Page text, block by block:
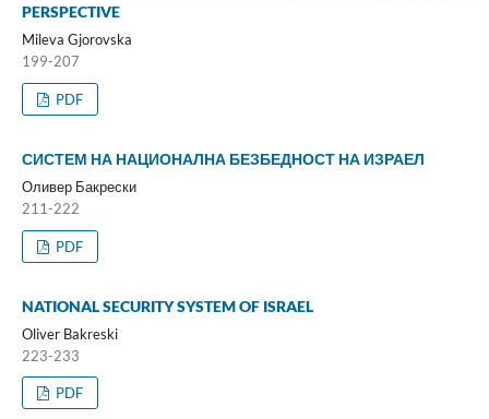
PERSPECTIVE
Mileva Gjorovska
199-207
PDF
СИСТЕМ НА НАЦИОНАЛНА БЕЗБЕДНОСТ НА ИЗРАЕЛ
Оливер Бакрески
211-222
PDF
NATIONAL SECURITY SYSTEM OF ISRAEL
Oliver Bakreski
223-233
PDF